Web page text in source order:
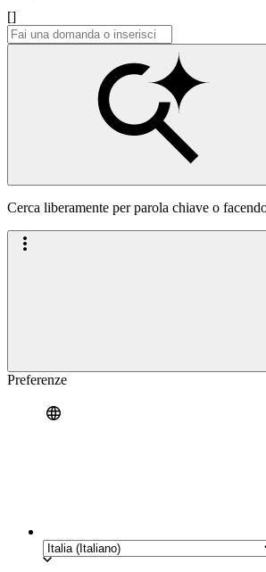
[]
Cerca liberamente per parola chiave o
Preferenze